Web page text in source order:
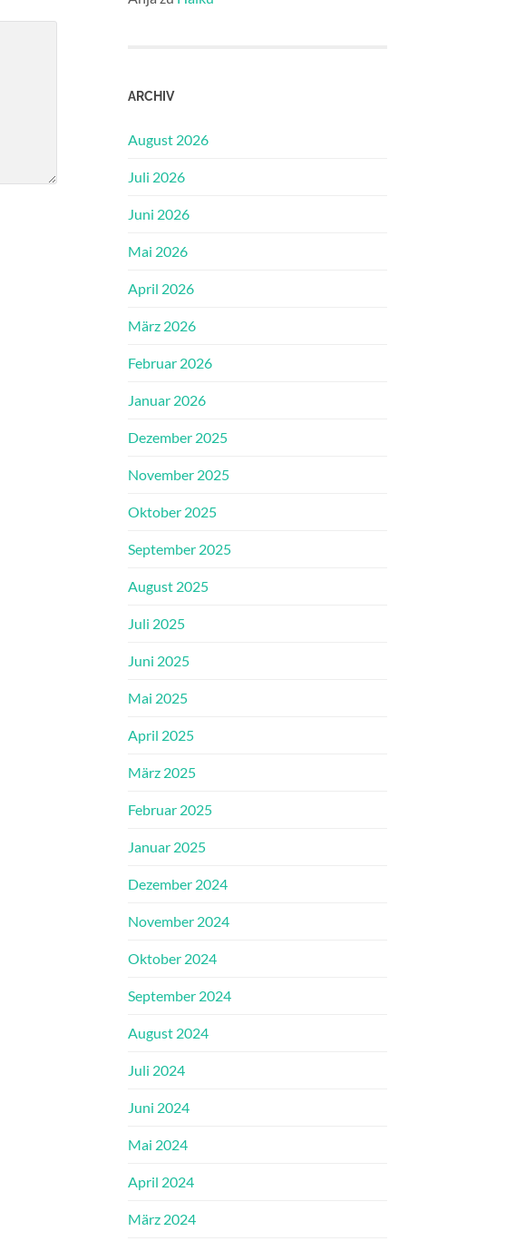
ARCHIV
August 2026
Juli 2026
Juni 2026
Mai 2026
April 2026
März 2026
Februar 2026
Januar 2026
Dezember 2025
November 2025
Oktober 2025
September 2025
August 2025
Juli 2025
Juni 2025
Mai 2025
April 2025
März 2025
Februar 2025
Januar 2025
Dezember 2024
November 2024
Oktober 2024
September 2024
August 2024
Juli 2024
Juni 2024
Mai 2024
April 2024
März 2024